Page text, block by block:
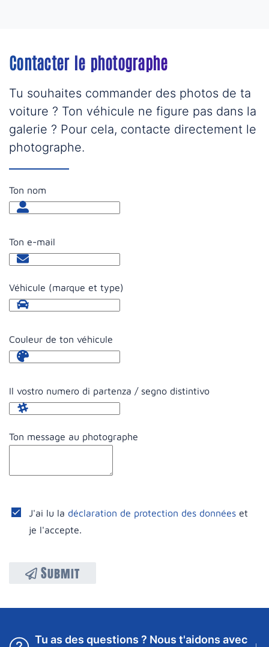
Contacter le photographe
Tu souhaites commander des photos de ta
voiture ? Ton véhicule ne figure pas dans la
galerie ? Pour cela, contacte directement le
photographe.
Ton nom
Ton e-mail
Véhicule (marque et type)
Couleur de ton véhicule
Il vostro numero di partenza / segno distintivo
Ton message au photographe
J'ai lu la déclaration de protection des données et
je l'accepte.
Submit
Tu as des questions ? Nous t'aidons avec